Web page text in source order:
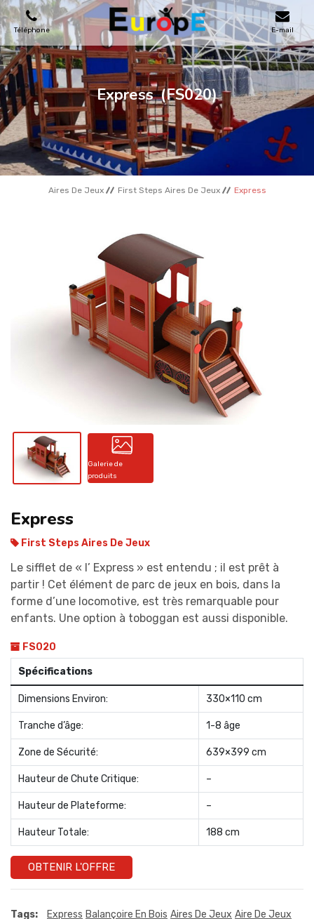
Téléphone E-mail
AIRES DE JEUX
MAISONS EN BOIS
MOBILIERS URBAINS
SKATEPARKS
Express (FS020)
Aires De Jeux First Steps Aires De Jeux Express
Galerie de
produits
Express
First Steps Aires De Jeux
Le sifflet de « l’ Express » est entendu ; il est prêt à
partir ! Cet élément de parc de jeux en bois, dans la
forme d’une locomotive, est très remarquable pour
enfants. Une option à toboggan est aussi disponible.
FS020
Spécifications
Dimensions Environ: 330×110 cm
Tranche d’âge: 1-8 âge
Zone de Sécurité: 639×399 cm
Hauteur de Chute Critique: –
Hauteur de Plateforme: –
Hauteur Totale: 188 cm
OBTENIR L'OFFRE
Tags: Express Balançoire En Bois Aires De Jeux Aire De Jeux